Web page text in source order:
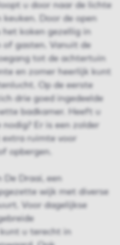
u door naar de lichte
Door de open
koken gezellig in
of gasten. Vanuit de
tot de achtertuin
en zomer heerlijk kunt
Op de eerste
drie goed ingedeelde
badkamer. Heeft u
Er is een zolder
ruimte voor
opbergen.
Draai, een
wijk met diverse
Voor dagelijkse
u terecht in